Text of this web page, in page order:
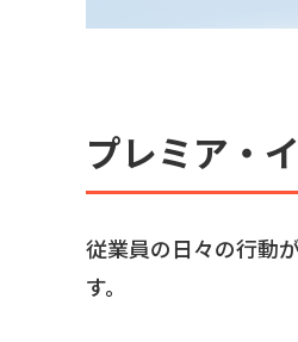
プレミア・
従業員の日々の行動
す。